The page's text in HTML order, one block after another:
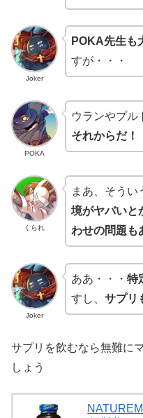
Joker
POKA先生も
すが・・・
POKA
ウランやプ
それからだ！
くられ
まあ、そうい
境がヤバいと
わせの問題も
Joker
ああ・・・ 特
すし、 サプリ
サプリを飲むなら無難に
しょう